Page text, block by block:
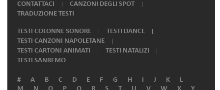
CONTATTACI
CANZONI DEGLI SPOT
TRADUZIONE TESTI
TESTI COLONNE SONORE
TESTI DANCE
TESTI CANZONI NAPOLETANE
TESTI CARTONI ANIMATI
TESTI NATALIZI
TESTI SANREMO
# A B C D E F G H I J K
L